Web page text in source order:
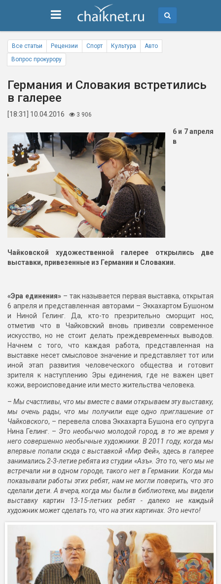
Все статьи Рецензии Спорт Культура
Авто
Вопрос прокурору
Германия и Словакия встретились
в галерее
[18:31] 10.04.2016 3 906
6 и 7 апреля
в
Чайковской художественной галерее открылись две
выставки, привезенные из Германии и Словакии.
«Эра единения»– так называется первая выставка, открытая
6 апреля и представленная авторами – Эккахартом Бушоном
и Ниной Гелинг. Да, кто-то презрительно сморщит нос,
отметив что в Чайковский вновь привезли современное
искусство, но не стоит делать преждевременных выводов.
Начнем с того, что каждая работа, представленная на
выставке несет смысловое значение и представляет тот или
иной этап развития человеческого общества и готовит
зрителя к наступлению Эры единения, где не важен цвет
кожи, вероисповедание или место жительства человека.
– Мы счастливы, что мы вместе с вами открываем эту выставку,
мы очень рады, что мы получили еще одно приглашение от
Чайковского, – перевела слова Эккахарта Бушона его супруга
Нина Гелинг. – Это необычно молодой город, в то же время у
него совершенно необычные художники. В 2011 году, когда мы
впервые попали сюда с выставкой «Мир Фей», здесь в галерее
занимались 2-3-летие ребята из студии «Азъ». Это то, чего мы не
встречали ни в одном городе, такого нет в Германии. Когда мы
показывали работы этих ребят, нам не могли поверить, что это
сделали дети. А вчера, когда мы были в библиотеке, мы видели
выставку картин 13-15-летних ребят - далеко не каждый
художник может сделать то, что на этих картинах. Это нечто!